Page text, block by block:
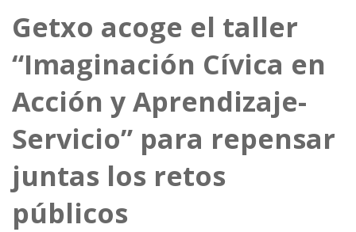
Getxo acoge el taller
“Imaginación Cívica en
Acción y Aprendizaje-
Servicio” para repensar
juntas los retos
públicos